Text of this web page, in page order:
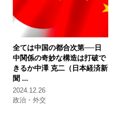
全ては中国の都合次第──日
中関係の奇妙な構造は打破で
きるか中澤 克二（日本経済新
聞 ...
2024.12.26
政治・外交